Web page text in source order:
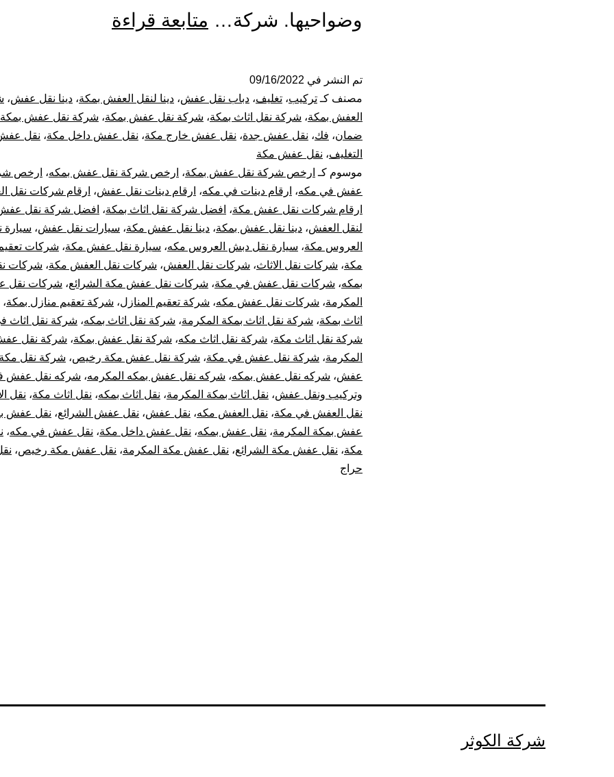
وضواحيها. شركة… متابعة قراءة
بمكة
المكرمة
الشرائع
مع
الفك
والتركيب
والتغليف
والضمان
تم النشر في 09/16/2022
مصنف كـ تركيب، تغليف، دباب نقل عفش، دينا لنقل العفش بمكة، دينا نقل عفش،
العفش بمكة، شركة نقل اثاث بمكة، شركة نقل عفش بمكة، شركة نقل عفش بمكة
ضمان، فك، نقل عفش جدة، نقل عفش خارج مكة، نقل عفش داخل مكة، نقل
التغليف، نقل عفش مكة
موسوم كـ ارخص شركة نقل عفش بمكة، ارخص شركة نقل عفش بمكه، ارخص
عفش في مكه، ارقام دينات في مكه، ارقام دينات نقل عفش، ارقام شركات نقل
ارقام شركات نقل عفش مكة، افضل شركة نقل اثاث بمكة، افضل شركة نقل
لنقل العفش، دينا نقل عفش بمكة، دينا نقل عفش مكة، سيارات نقل عفش،
العروس مكة، سيارة نقل دبش العروس مكه، سيارة نقل عفش مكة، شركات
مكة، شركات نقل الاثاث، شركات نقل العفش، شركات نقل العفش مكة، شركات
بمكه، شركات نقل عفش في مكة، شركات نقل عفش مكة الشرائع، شركات نقل
المكرمة، شركات نقل عفش مكه، شركة تعقيم المنازل، شركة تعقيم منازل بمكة،
اثاث بمكة، شركة نقل اثاث بمكة المكرمة، شركة نقل اثاث بمكه، شركة نقل اثاث
شركة نقل اثاث مكة، شركة نقل اثاث مكه، شركة نقل عفش بمكة، شركة نقل
المكرمة، شركة نقل عفش في مكة، شركة نقل عفش مكة رخيص، شركة نقل
عفش، شركه نقل عفش بمكه، شركه نقل عفش بمكه المكرمه، شركه نقل عفش
وتركيب ونقل عفش، نقل اثاث بمكة المكرمة، نقل اثاث بمكه، نقل اثاث مكة، نقل
نقل العفش في مكة، نقل العفش مكه، نقل عفش، نقل عفش الشرائع، نقل عفش
عفش بمكة المكرمة، نقل عفش بمكه، نقل عفش داخل مكة، نقل عفش في مكه،
مكة، نقل عفش مكة الشرائع، نقل عفش مكة المكرمة، نقل عفش مكة رخيص،
حراج
شركة الكوثر